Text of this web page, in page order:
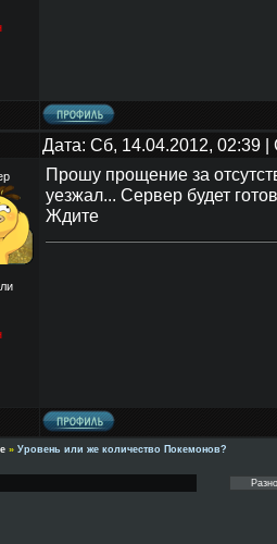
Дата: Сб, 14.04.2012, 02:39
Прошу прощение за
уезжал... Сервер будет
Ждите
» Уровень или же количество Покемонов?